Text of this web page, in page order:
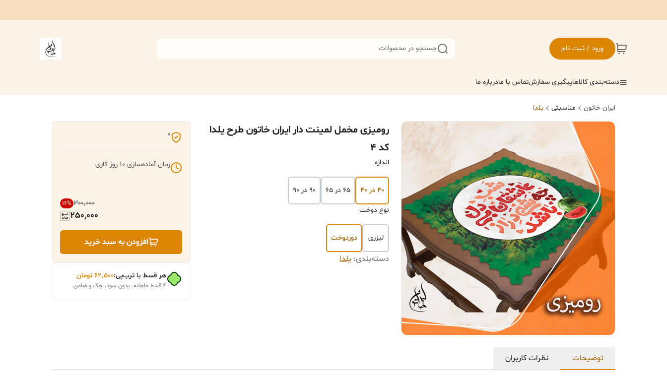
ورود / ثبت نام جستجو در محصولات
دسته‌بندی کالاهاپیگیری سفارشتماس با مادرباره ما
ایران خاتون مناسبتی یلدا
رومیزی مخمل لمینت دار ایران خاتون طرح یلدا
کد ۴
اندازه
۴۰ در ۴۰ ۶۵ در ۶۵ ۹۰ در ۹۰
نوع دوخت
لیزری دوردوخت
دسته‌بندی: یلدا
0
زمان آماده‌سازی 10 روز کاری
۳۰۰٬۰۰۰ 16%
250,000
افزودن به سبد خرید
هر قسط با ترب‌پی:۶۲٬۵۰۰ تومان
۴ قسط ماهانه. بدون سود، چک و ضامن.
توضیحات نظرات کاربران